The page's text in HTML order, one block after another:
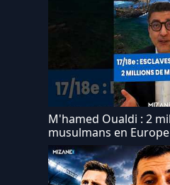
M'hamed Oualdi : 2
musulmans en